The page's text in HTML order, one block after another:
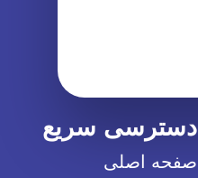
دسترسی سریع
صفحه اصلی